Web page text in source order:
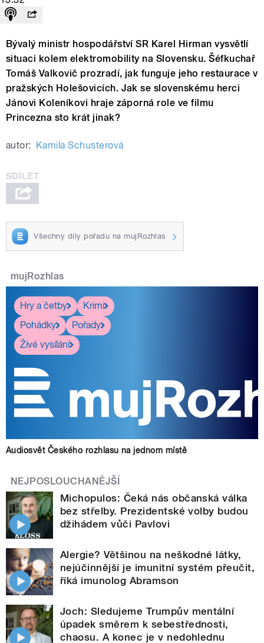
Bývalý ministr hospodářství SR Karel Hirman vysvětlí
situaci kolem elektromobility na Slovensku. Šéfkuchař
Tomáš Valkovič prozradí, jak funguje jeho restaurace v
pražských Holešovicích. Jak se slovenskému herci
Jánovi Koleníkovi hraje záporná role ve filmu
Princezna sto krát jinak?
autor: Kamila Schusterová
Všechny díly pořadu na mujRozhlas
mujRozhlas
Hry a četby
Krimi
Pohádky
Pořady
Živé vysílání
Audiosvět Českého rozhlasu na jednom místě
NEJPOSLOUCHANĚJŠÍ
Michopulos: Čeká nás občanská válka
bez střelby. Prezidentské volby budou
džihádem vůči Pavlovi
Alergie? Většinou na neškodné látky,
nejúčinnější je imunitní systém přeučit,
říká imunolog Abramson
Joch: Sledujeme Trumpův mentální
úpadek směrem k sebestřednosti,
chaosu. A konec je v nedohlednu